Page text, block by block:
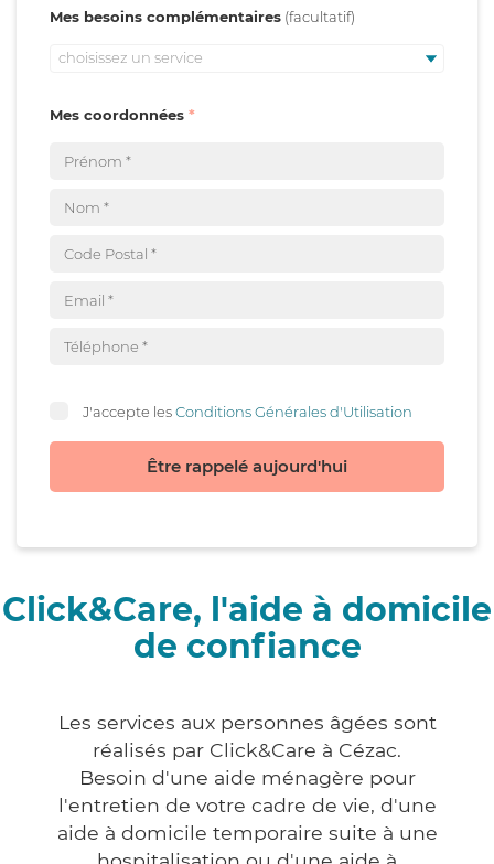
Mes besoins complémentaires
choisissez un service
Mes coordonnées
J'accepte lesConditions Générales d'Utilisation
Être rappelé aujourd'hui
Click&Care, l'aide à domicile
de confiance
Les services aux personnes âgées sont
réalisés par Click&Care à Cézac.
Besoin d'une aide ménagère pour
l'entretien de votre cadre de vie, d'une
aide à domicile temporaire suite à une